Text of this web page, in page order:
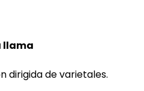
llama
dirigida de varietales.